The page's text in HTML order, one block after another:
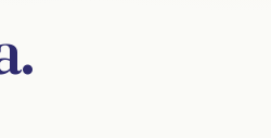
.